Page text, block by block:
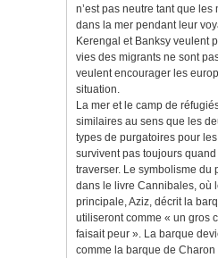
n’est pas neutre tant que les
dans la mer pendant leur
Kerengal et Banksy veulent
vies des migrants ne sont
veulent encourager les
situation.
La mer et le camp de
similaires au sens que les
types de purgatoires pour
survivent pas toujours
traverser. Le symbolisme du
dans le livre Cannibales, où
principale, Aziz, décrit la
utiliseront comme « un gros
faisait peur ». La barque
comme la barque de